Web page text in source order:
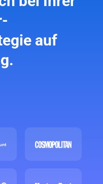
auf